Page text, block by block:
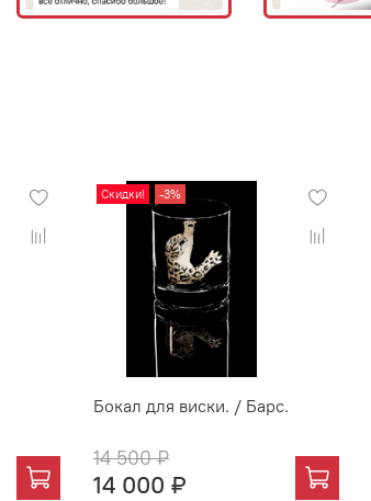
Скидки! -3%
Бокал для виски. / Барс.
14 500 ₽
14 000 ₽